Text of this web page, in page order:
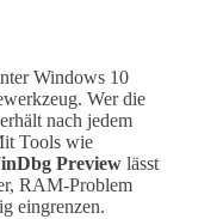
Windows 10
Wer die
nach jedem
Tools wie
Preview lässt
RAM-Problem
eingrenzen.